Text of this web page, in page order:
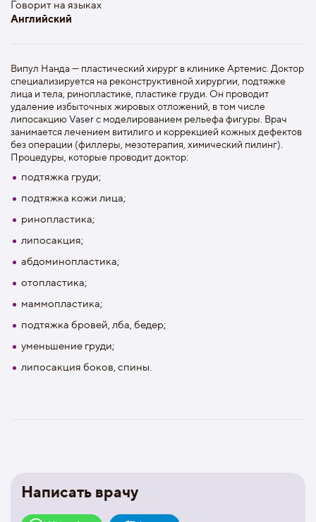
Написать врачу
Говорит на языках
Английский
Випул Нанда — пластический хирург в клинике Артемис. Доктор
специализируется на реконструктивной хирургии, подтяжке
лица и тела, ринопластике, пластике груди. Он проводит
удаление избыточных жировых отложений, в том числе
липосакцию Vaser с моделированием рельефа фигуры. Врач
занимается лечением витилиго и коррекцией кожных дефектов
без операции (филлеры, мезотерапия, химический пилинг).
Процедуры, которые проводит доктор:
подтяжка груди;
подтяжка кожи лица;
ринопластика;
липосакция;
абдоминопластика;
отопластика;
маммопластика;
подтяжка бровей, лба, бедер;
уменьшение груди;
липосакция боков, спины.